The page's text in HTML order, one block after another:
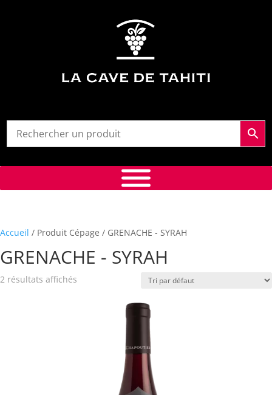
Accueil / Produit Cépage / GRENACHE - SYRAH
GRENACHE - SYRAH
2 résultats affichés